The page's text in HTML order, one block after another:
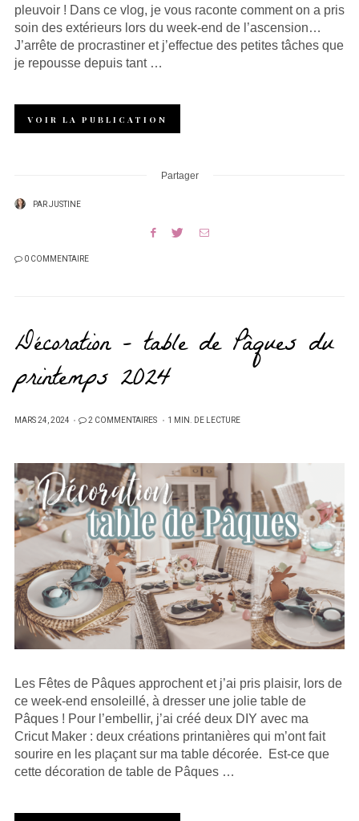
pleuvoir ! Dans ce vlog, je vous raconte comment on a pris
soin des extérieurs lors du week-end de l’ascension…
J’arrête de procrastiner et j’effectue des petites tâches que
je repousse depuis tant …
VOIR LA PUBLICATION
Partager
PARJUSTINE
0 COMMENTAIRE
Décoration – table de Pâques du
printemps 2024
PUBLIÉ
MARS 24, 2024 2 COMMENTAIRES 1 MIN. DE LECTURE
Les Fêtes de Pâques approchent et j’ai pris plaisir, lors de
ce week-end ensoleillé, à dresser une jolie table de
Pâques ! Pour l’embellir, j’ai créé deux DIY avec ma
Cricut Maker : deux créations printanières qui m’ont fait
sourire en les plaçant sur ma table décorée. Est-ce que
cette décoration de table de Pâques …